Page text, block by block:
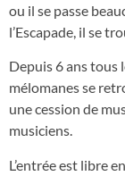
ou il se passe
l’Escapade, il se
Depuis 6 ans tous
mélomanes se
une cession de
musiciens.
L’entrée est libre